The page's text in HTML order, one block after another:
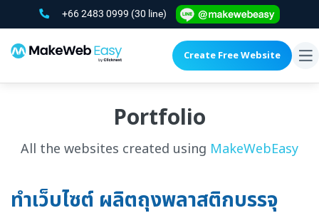
+66 2483 0999 (30 line)
Create Free Website
Portfolio
All the websites created using MakeWebEasy
ทำเว็บไซต์ ผลิตถุงพลาสติกบรรจุ